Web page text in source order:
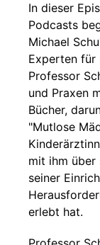
In dieser
Podcasts
Michael
Experten für
Professor
und Praxen
Bücher,
"Mutlose
mit ihm über
seiner
erlebt hat.